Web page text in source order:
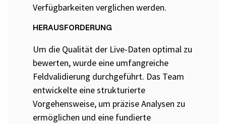
Grundlagen des Softwaretestens
Grundlagen der Testautomatisierung
Grundlagen AI Testing
Testverfahren für den Softwaretest
Verfügbarkeiten verglichen werden.
HERAUSFORDERUNG
Um die Qualität der Live-Daten optimal zu
bewerten, wurde eine umfangreiche
Feldvalidierung durchgeführt. Das Team
entwickelte eine strukturierte
Vorgehensweise, um präzise Analysen zu
ermöglichen und eine fundierte